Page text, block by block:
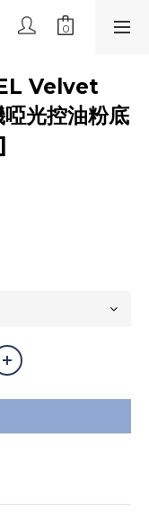
Velvet
光控油粉底